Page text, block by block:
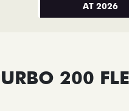
AT 2026
200